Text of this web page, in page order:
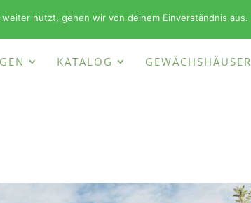
KATALOG GEWÄCHSHÄUSER
nutzt, gehen wir von deinem Einverständnis aus.